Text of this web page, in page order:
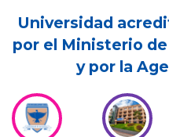
Universidad
por el Ministerio
y por la